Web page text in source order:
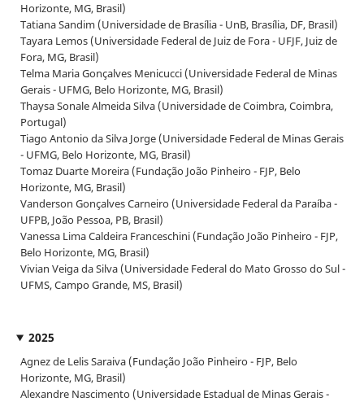
Horizonte, MG, Brasil)
Tatiana Sandim (Universidade de Brasília - UnB, Brasília, DF, Brasil)
Tayara Lemos (Universidade Federal de Juiz de Fora - UFJF, Juiz de
Fora, MG, Brasil)
Telma Maria Gonçalves Menicucci (Universidade Federal de Minas
Gerais - UFMG, Belo Horizonte, MG, Brasil)
Thaysa Sonale Almeida Silva (Universidade de Coimbra, Coimbra,
Portugal)
Tiago Antonio da Silva Jorge (Universidade Federal de Minas Gerais
- UFMG, Belo Horizonte, MG, Brasil)
Tomaz Duarte Moreira (Fundação João Pinheiro - FJP, Belo
Horizonte, MG, Brasil)
Vanderson Gonçalves Carneiro (Universidade Federal da Paraíba -
UFPB, João Pessoa, PB, Brasil)
Vanessa Lima Caldeira Franceschini (Fundação João Pinheiro - FJP,
Belo Horizonte, MG, Brasil)
Vivian Veiga da Silva (Universidade Federal do Mato Grosso do Sul -
UFMS, Campo Grande, MS, Brasil)
2025
Agnez de Lelis Saraiva (Fundação João Pinheiro - FJP, Belo
Horizonte, MG, Brasil)
Alexandre Nascimento (Universidade Estadual de Minas Gerais -